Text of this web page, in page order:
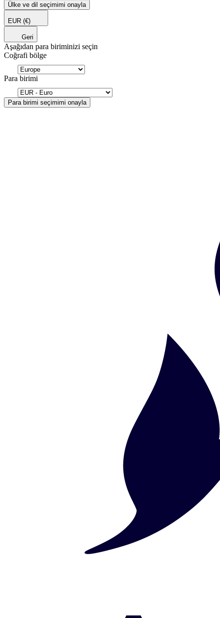
Ülke ve dil seçimimi onayla
EUR (€)
Geri
Aşağıdan para biriminizi seçin
Coğrafi bölge
Para birimi
Para birimi seçimimi onayla